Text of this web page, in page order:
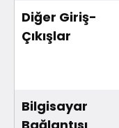
Diğer Giriş-
Çıkışlar
Bilgisayar